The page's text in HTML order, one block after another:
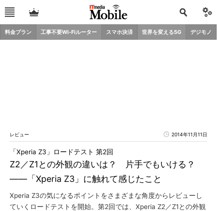
料金プラン 工事不要Wi-Fiルーター スマホ決済 世界を変える5G デジモノ
レビュー 2014年11月11日
Z2／Z1との外観の違いは？ 片手でもいける？
――「Xperia Z3」に触れて感じたこと
「Xperia Z3」ロードテスト 第2回
Xperia Z3の気になるポイントをさまざまな角度からレビューし
ていくロードテストを開始。第2回では、Xperia Z2／Z1との外観